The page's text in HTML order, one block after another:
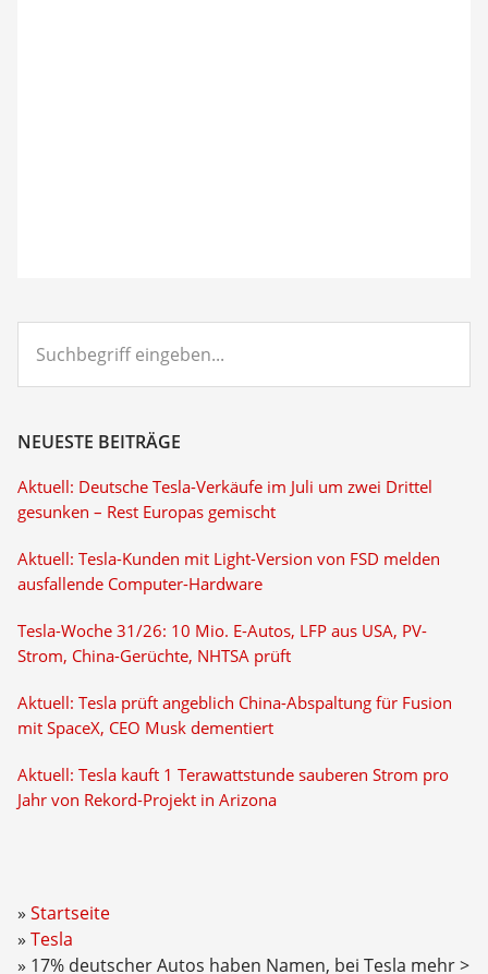
eingeben...
NEUESTE BEITRÄGE
Aktuell: Deutsche Tesla-Verkäufe im Juli um zwei Drittel
gesunken – Rest Europas gemischt
Aktuell: Tesla-Kunden mit Light-Version von FSD melden
ausfallende Computer-Hardware
Tesla-Woche 31/26: 10 Mio. E-Autos, LFP aus USA, PV-
Strom, China-Gerüchte, NHTSA prüft
Aktuell: Tesla prüft angeblich China-Abspaltung für Fusion
mit SpaceX, CEO Musk dementiert
Aktuell: Tesla kauft 1 Terawattstunde sauberen Strom pro
Jahr von Rekord-Projekt in Arizona
Startseite
Tesla
17% deutscher Autos haben Namen, bei Tesla mehr >